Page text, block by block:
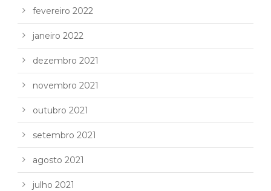
fevereiro 2022
janeiro 2022
dezembro 2021
novembro 2021
outubro 2021
setembro 2021
agosto 2021
julho 2021